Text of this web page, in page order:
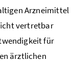
Arzneimittel
vertretbar
für
ärztlichen